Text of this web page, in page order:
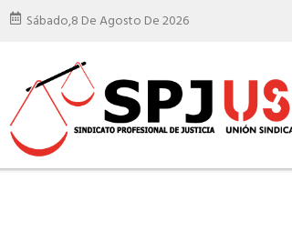
Sábado,8 De Agosto De 2026